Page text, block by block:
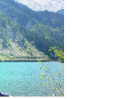
师资力量
合作评估
联系我们